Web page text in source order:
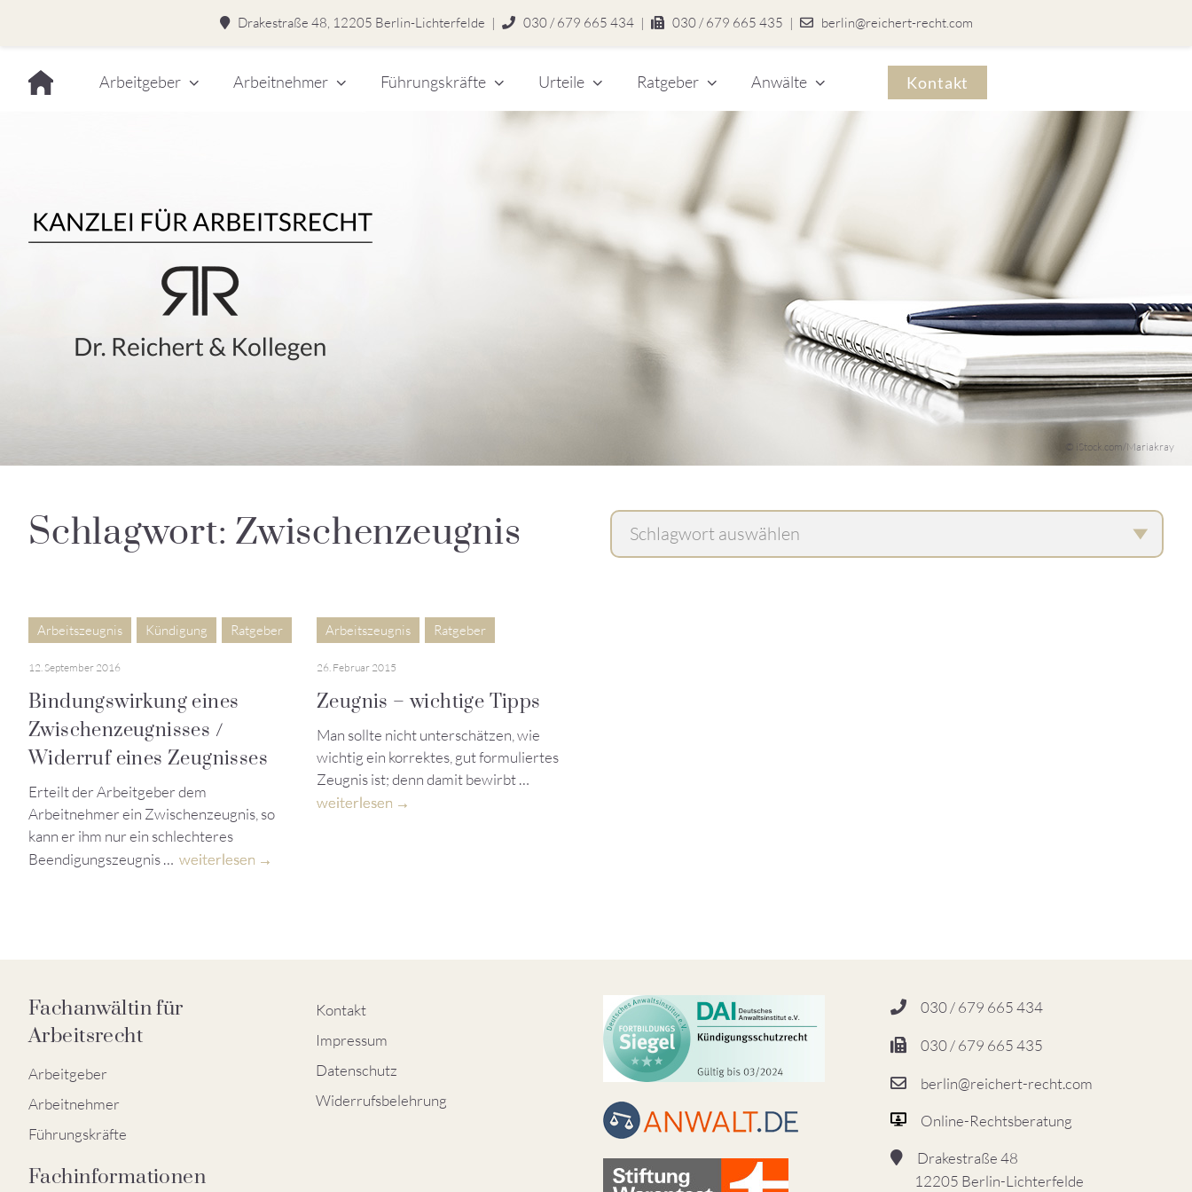
Drakestraße 48, 12205 Berlin-Lichterfelde | 030 / 679 665 434 | 030 / 679 665 435 | berlin@reichert-recht.com
Arbeitgeber Arbeitnehmer Führungskräfte Urteile Ratgeber Anwälte Kontakt
Dr.
Reichert
© iStock.com/Mariakray
Schlagwort: Zwischenzeugnis
Arbeitszeugnis Kündigung Ratgeber
12. September 2016
Bindungswirkung eines
Zwischenzeugnisses /
Widerruf eines Zeugnisses
Erteilt der Arbeitgeber dem
Arbeitnehmer ein Zwischenzeugnis, so
kann er ihm nur ein schlechteres
Beendigungszeugnis … weiterlesen
Arbeitszeugnis Ratgeber
26. Februar 2015
Zeugnis – wichtige Tipps
Man sollte nicht unterschätzen, wie
wichtig ein korrektes, gut formuliertes
Zeugnis ist; denn damit bewirbt …
weiterlesen
Fachanwältin für
Arbeitsrecht
Arbeitgeber
Arbeitnehmer
Führungskräfte
Fachinformationen
Kontakt
Impressum
Datenschutz
Widerrufsbelehrung
030 / 679 665 434
030 / 679 665 435
berlin@reichert-recht.com
Online-Rechtsberatung
Drakestraße 48
12205 Berlin-Lichterfelde